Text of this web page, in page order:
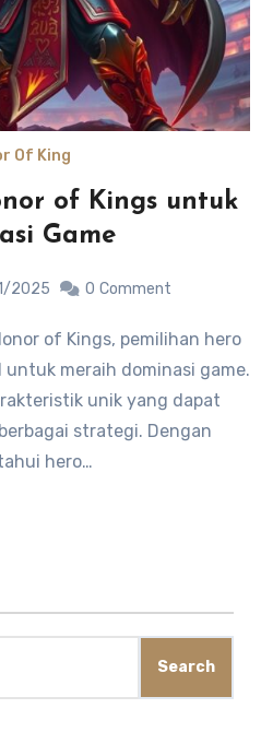
Of King
of Kings untuk
Game
2025 0 Comment
meraih dominasi game.
unik yang dapat
strategi. Dengan
hero…
Search